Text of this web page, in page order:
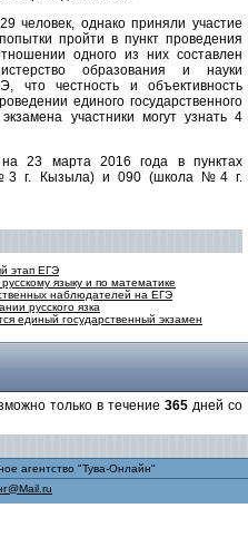
человек, однако приняли участие
пройти в пункт проведения
одного из них составлен
образования и науки
что честность и объективность
единого государственного
участники могут узнать 4
23 марта 2016 года в пунктах
г. Кызыла) и 090 (школа №4 г.
этап ЕГЭ
языку и по математике
наблюдателей на ЕГЭ
русского язка
единый государственный экзамен
только в течение 365 дней со
агентство "Тува-Онлайн"